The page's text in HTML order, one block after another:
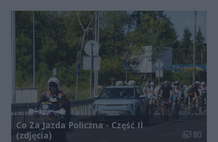
Co Za Jazda Policzna - Część II
(zdjęcia)
Liczba
80